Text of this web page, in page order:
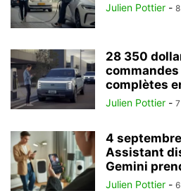
Julien Pottier -
28 350
complètes
Julien Pottier -
4
Assistant
Gemini
Julien Pottier -